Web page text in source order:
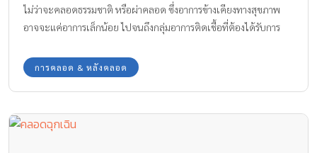
ไม่ว่าจะคลอดธรรมชาติ หรือผ่าคลอด ซึ่งอาการข้างเคียงทางสุขภาพ
อาจจะแค่อาการเล็กน้อย ไปจนถึงกลุ่มอาการติดเชื้อที่ต้องได้รับการ
จะเกิดขึ้นได้กับแม่หลังคลอดลูก นั่นคือ อาการปัสสาวะอักเสบหลังค
ลอด มาให้ได้ทราบกันค่ะ
การคลอด & หลังคลอด